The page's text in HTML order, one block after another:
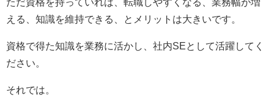
える、知識を維持できる、とメリットは大きいです。
資格で得た知識を業務に活かし、社内SEとして活躍してく
ださい。
それでは。